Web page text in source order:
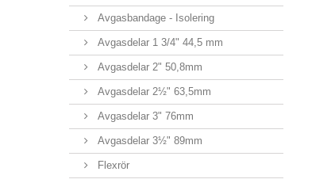
Avgasbandage - Isolering
Avgasdelar 1 3/4" 44,5 mm
Avgasdelar 2" 50,8mm
Avgasdelar 2½" 63,5mm
Avgasdelar 3" 76mm
Avgasdelar 3½" 89mm
Flexrör